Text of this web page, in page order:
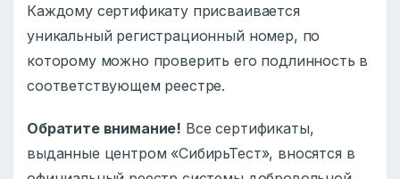
Каждому сертификату присваивается
уникальный регистрационный номер, по
которому можно проверить его подлинность в
соответствующем реестре.
Обратите внимание! Все сертификаты,
выданные центром «СибирьТест», вносятся в